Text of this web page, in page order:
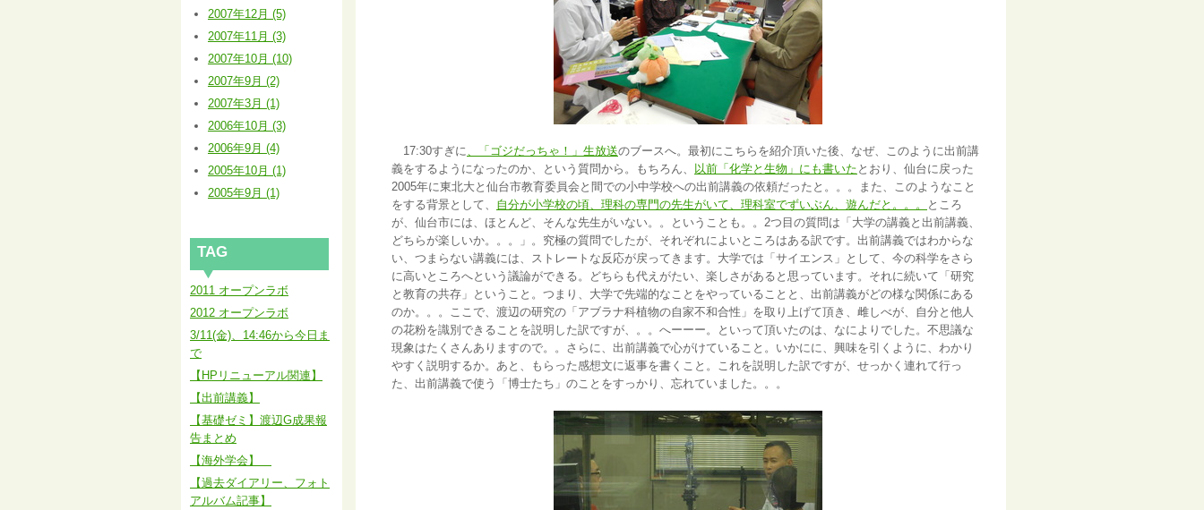
17:30すぎに、「ゴジだっちゃ！」生放送のブースへ。最初にこちらを紹介頂いた後、なぜ、このように出前講
義をするようになったのか、という質問から。もちろん、
以前「化学と生物」にも書いた とおり、仙台に戻った
2005年に東北大と仙台市教育委員会と間での小中学校への出前講義の依頼だったと。。。また、このようなこと
をする背景として、 自分が小学校の頃、理科の専門の先生がいて、理科室でずいぶん、遊んだと。。。
ところ
が、仙台市には、ほとんど、そんな先生がいない。。ということも。。2つ目の質問は「大学の講義と出前講義、
どちらが楽しいか。。。」。究極の質問でしたが、それぞれによいところはある訳です。出前講義ではわからな
い、つまらない講義には、ストレートな反応が戻ってきます。大学では「サイエンス」として、今の科学をさら
に高いところへという議論ができる。どちらも代えがたい、楽しさがあると思っています。それに続いて「研究
と教育の共存」ということ。つまり、大学で先端的なことをやっていることと、出前講義がどの様な関係にある
のか。。。ここで、渡辺の研究の「アブラナ科植物の自家不和合性」を取り上げて頂き、雌しべが、自分と他人
の花粉を識別できることを説明した訳ですが、。。へーーー。といって頂いたのは、なによりでした。不思議な
現象はたくさんありますので。。さらに、出前講義で心がけていること。いかにに、興味を引くように、わかり
やすく説明するか。あと、もらった感想文に返事を書くこと。これを説明した訳ですが、せっかく連れて行っ
た、出前講義で使う「博士たち」のことをすっかり、忘れていました。。。
2007年12月 (5)
2007年11月 (3)
2007年10月 (10)
2007年9月 (2)
2007年3月 (1)
2006年10月 (3)
2006年9月 (4)
2005年10月 (1)
2005年9月 (1)
TAG
2011 オープンラボ
2012 オープンラボ
3/11(金)、14:46から今日ま
で
【HPリニューアル関連】
【出前講義】
【基礎ゼミ】渡辺G成果報
告まとめ
【海外学会】
【過去ダイアリー、フォト
アルバム記事】